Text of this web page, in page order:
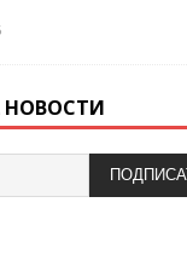
НОВОСТИ